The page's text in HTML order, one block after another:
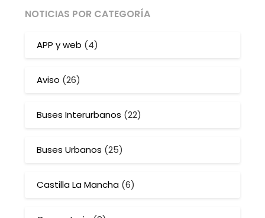
NOTICIAS POR CATEGORÍA
APP y web (4)
Aviso (26)
Buses Interurbanos (22)
Buses Urbanos (25)
Castilla La Mancha (6)